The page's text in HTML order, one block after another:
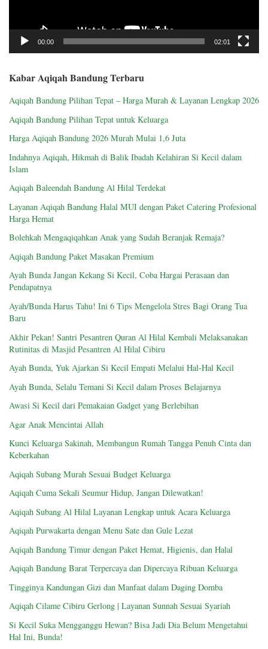
00:00 02:01
Kabar Aqiqah Bandung Terbaru
Aqiqah Bandung Pilihan Tepat – Harga Murah & Layanan Lengkap 2026
Aqiqah Bandung Pilihan Tepat untuk Keluarga
Harga Aqiqah Bandung 2026 Murah Mulai 1,6 Juta
Indahnya Aqiqah, Hikmah di Balik Ibadah Kelahiran Si Kecil dalam
Islam
Aqiqah Baleendah Bandung Al Hilal Terdekat
Layanan Aqiqah Bandung Halal MUI dengan Paket Catering Profesional
Harga Hemat
Bolehkah Mengaqiqahkan Anak yang Sudah Beranjak Remaja?
Aqiqah Bandung Paket Masakan Premium
Ayah Bunda Jangan Kekang Si Kecil, Coba Hargai Perasaan dan
Pendapatnya
Ayah/Bunda Harus Tahu! Ini 6 Tips Mengelola Stres Bagi Orang Tua
Baru
Akhir Pekan! Santri Pesantren Quran Al Hilal Kembali Melaksanakan
Rutinitas di Masjid Pesantren Al Hilal Cibiru
Ayah Bunda, Yuk Ajarkan Si Kecil Empati Melalui Hal-Hal Kecil
Ayah Bunda, Selalu Temani Si Kecil dalam Proses Belajarnya
Awasi Si Kecil dari Pemakaian Gadget yang Berlebihan
Agar Anak Mencintai Allah
Kunci Keluarga Sakinah, Membangun Rumah Tangga Penuh Cinta dan
Keberkahan
Aqiqah Subang Murah Sesuai Budget Keluarga
Aqiqah Cuma Sekali Seumur Hidup, Jangan Dilewatkan!
Aqiqah Subang Al Hilal Layanan Lengkap untuk Acara Keluarga
Aqiqah Purwakarta dengan Menu Sate dan Gule Lezat
Aqiqah Bandung Timur dengan Paket Hemat, Higienis, dan Halal
Aqiqah Bandung Barat Terpercaya dan Dipercaya Ribuan Keluarga
Tingginya Kandungan Gizi dan Manfaat dalam Daging Domba
Aqiqah Cilame Cibiru Gerlong | Layanan Sunnah Sesuai Syariah
Si Kecil Suka Mengganggu Hewan? Bisa Jadi Dia Belum Mengetahui
Hal Ini, Bunda!